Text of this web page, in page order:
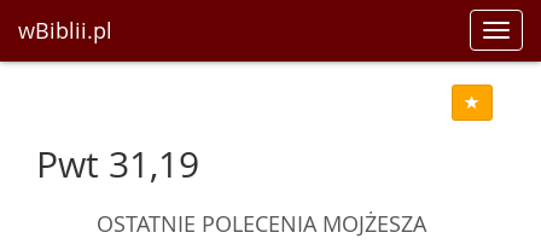
wBiblii.pl
Pwt 31,19
OSTATNIE POLECENIA MOJŻESZA